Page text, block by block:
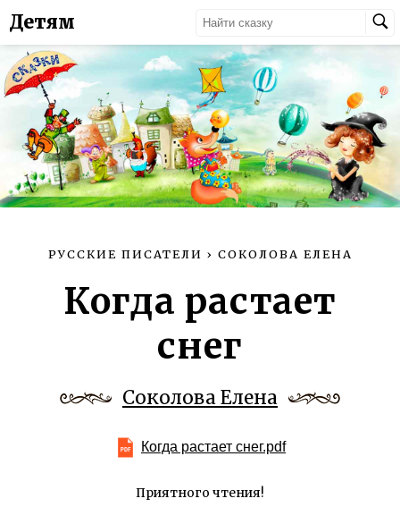
Детям
РУССКИЕ ПИСАТЕЛИ › СОКОЛОВА ЕЛЕНА
Когда растает
снег
Соколова Елена
Когда растает снег.pdf
Приятного чтения!